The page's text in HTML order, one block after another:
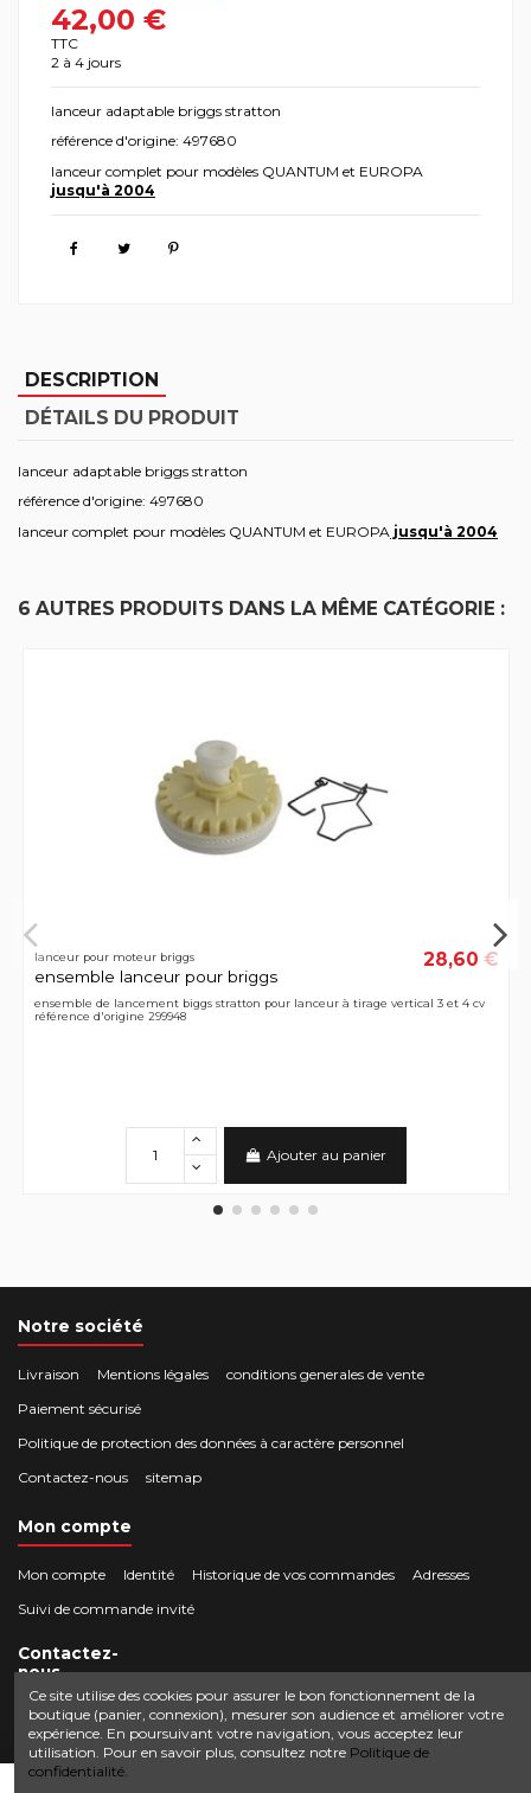
42,00 €
TTC
2 à 4 jours
lanceur adaptable briggs stratton
référence d'origine: 497680
lanceur complet pour modèles QUANTUM et EUROPA
jusqu'à 2004
DESCRIPTION
DÉTAILS DU PRODUIT
lanceur adaptable briggs stratton
référence d'origine: 497680
lanceur complet pour modèles QUANTUM et EUROPA jusqu'à 2004
6 AUTRES PRODUITS DANS LA MÊME CATÉGORIE :
lanceur pour moteur briggs
ensemble lanceur pour briggs
28,60 €
ensemble de lancement biggs stratton pour lanceur à tirage vertical 3 et 4 cv
référence d'origine 299948
Ajouter au panier
Notre société
Livraison Mentions légales
conditions generales de vente
Paiement sécurisé
Politique de protection des données à caractère personnel
Contactez-nous
sitemap
Mon compte
Mon compte Identité Historique de vos commandes
Adresses
Suivi de commande invité
Contactez-
nous
Crocbois-motoculture.com
50 route de Villefort 48800 Pied-de-Borne
0624436257
contact@crocbois-motoculture.com
Ce site utilise des cookies pour assurer le bon fonctionnement de la
boutique (panier, connexion), mesurer son audience et améliorer votre
expérience. En poursuivant votre navigation, vous acceptez leur
utilisation. Pour en savoir plus, consultez notre Politique de
confidentialité.